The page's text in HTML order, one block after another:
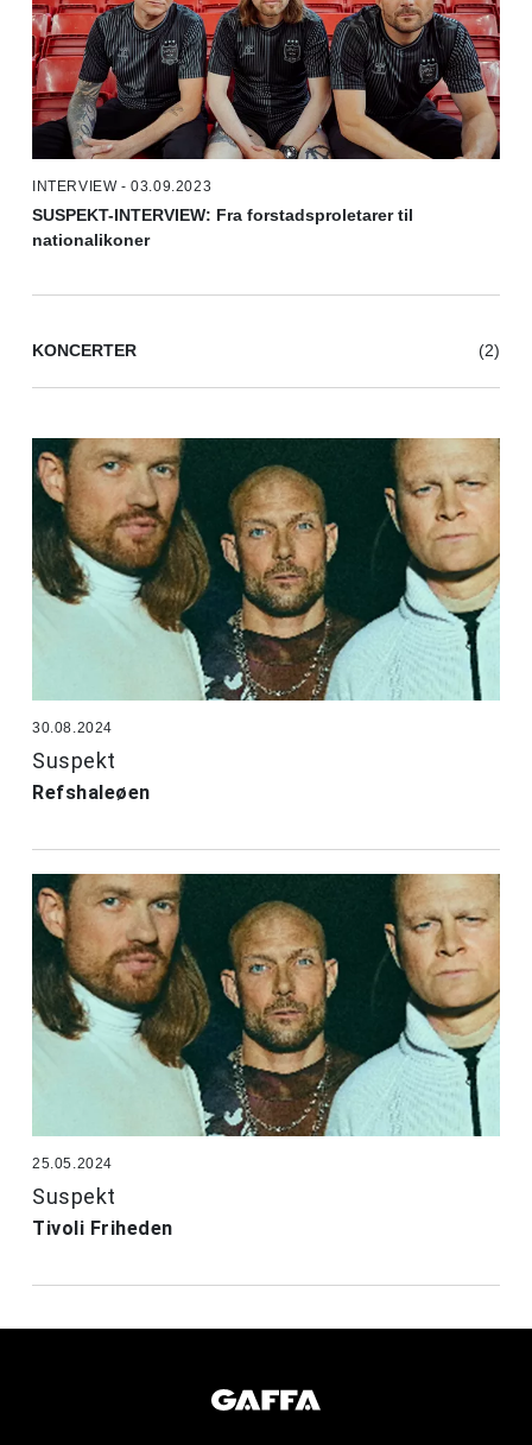
INTERVIEW - 03.09.2023
SUSPEKT-INTERVIEW: Fra forstadsproletarer til
nationalikoner
KONCERTER (2)
30.08.2024
Suspekt
Refshaleøen
25.05.2024
Suspekt
Tivoli Friheden